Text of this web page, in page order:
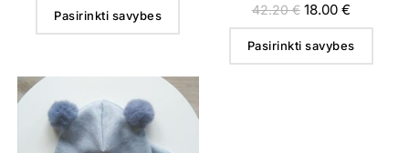
Pasirinkti savybes 42.20€ 18.00 €
Pasirinkti savybes